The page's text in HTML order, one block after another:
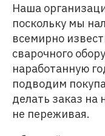
Наша
поскольку мы
всемирно
сварочного
наработанную
подводим
делать заказ на
не переживая.